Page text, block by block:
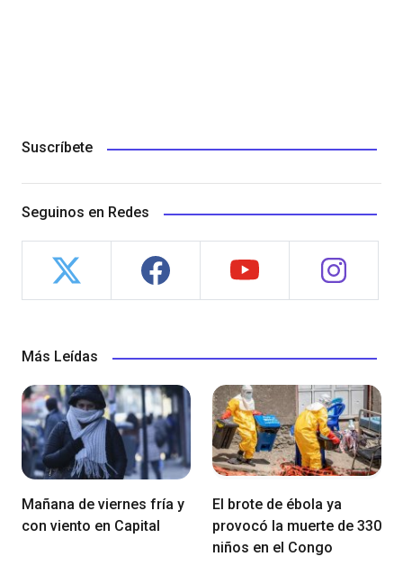
Suscríbete
Seguinos en Redes
Más Leídas
Mañana de viernes fría y
con viento en Capital
El brote de ébola ya
provocó la muerte de 330
niños en el Congo